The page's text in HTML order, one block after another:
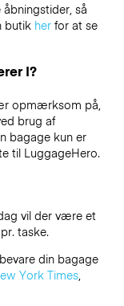
så
butik herfor at se
I?
opmærksom på,
brug af
bagage kun er
til LuggageHero.
vil der være et
taske.
din bagage
York Times,